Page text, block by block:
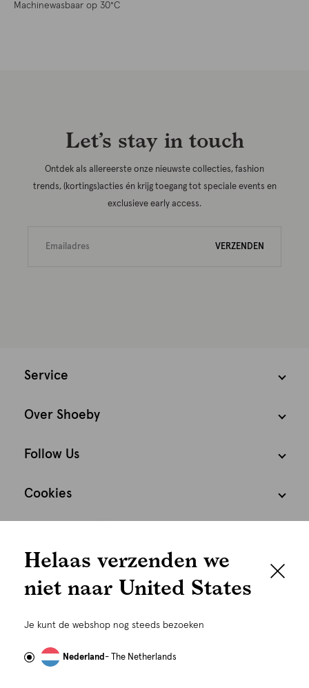
graag persoonlijk
gebruiken wij cookies en daarmee vergelijkbare
om advertenties te personaliseren...
Machinewasbaar op 30°C
Let’s stay in touch
Ontdek als allereerste onze nieuwste collecties, fashion
trends, (kortings)acties én krijg toegang tot speciale events en
exclusieve early access.
VERZENDEN
Service
Over Shoeby
Follow Us
Cookies
Helaas verzenden we
niet naar United States
Je kunt de webshop nog steeds bezoeken
Nederland- The Netherlands